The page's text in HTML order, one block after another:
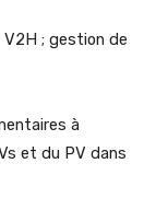
; gestion de
à
et du PV dans